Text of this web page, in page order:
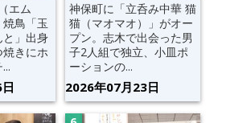
エム
鳥「玉
」出身
きにホ
神保町に「立呑み中華 猫
猫（マオマオ）」がオー
プン。志木で出会った男
子2人組で独立、小皿ポ
ーションの...
2026年07月23日